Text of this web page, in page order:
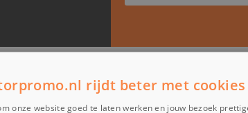
rijdt beter met cookies
onze website goed te laten werken en jouw bezoek